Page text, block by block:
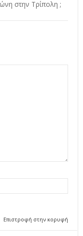
στην Τρίπολη ;
Επιστροφή στην κορυφή